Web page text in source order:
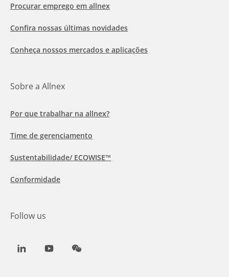
Procurar emprego em allnex
Confira nossas últimas novidades
Conheça nossos mercados e aplicações
Sobre a Allnex
Por que trabalhar na allnex?
Time de gerenciamento
Sustentabilidade/ ECOWISE™
Conformidade
Follow us
LinkedInYoutubeWeChat